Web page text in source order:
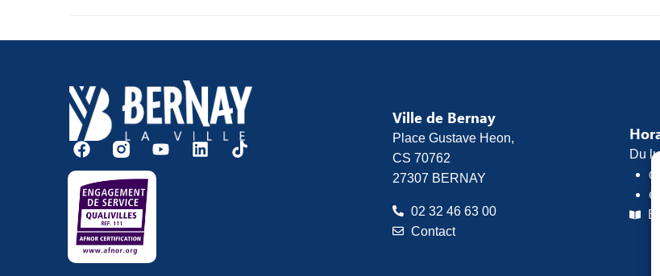
Ville de Bernay
Place Gustave Heon,
CS 70762
27307 BERNAY
02 32 46 63 00
Contact
Du